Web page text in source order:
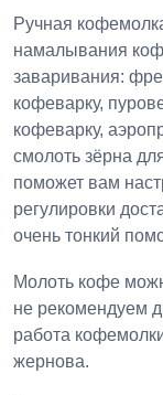
Ручная
намалывания
заваривания:
кофеварку,
кофеварку,
смолоть зёрна
поможет вам
регулировки
очень тонкий
Молоть кофе
не рекомендуем
работа
жернова.